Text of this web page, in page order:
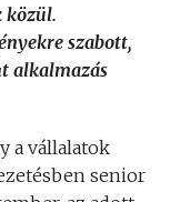
közül.
szabott,
alkalmazás
a vállalatok
senior